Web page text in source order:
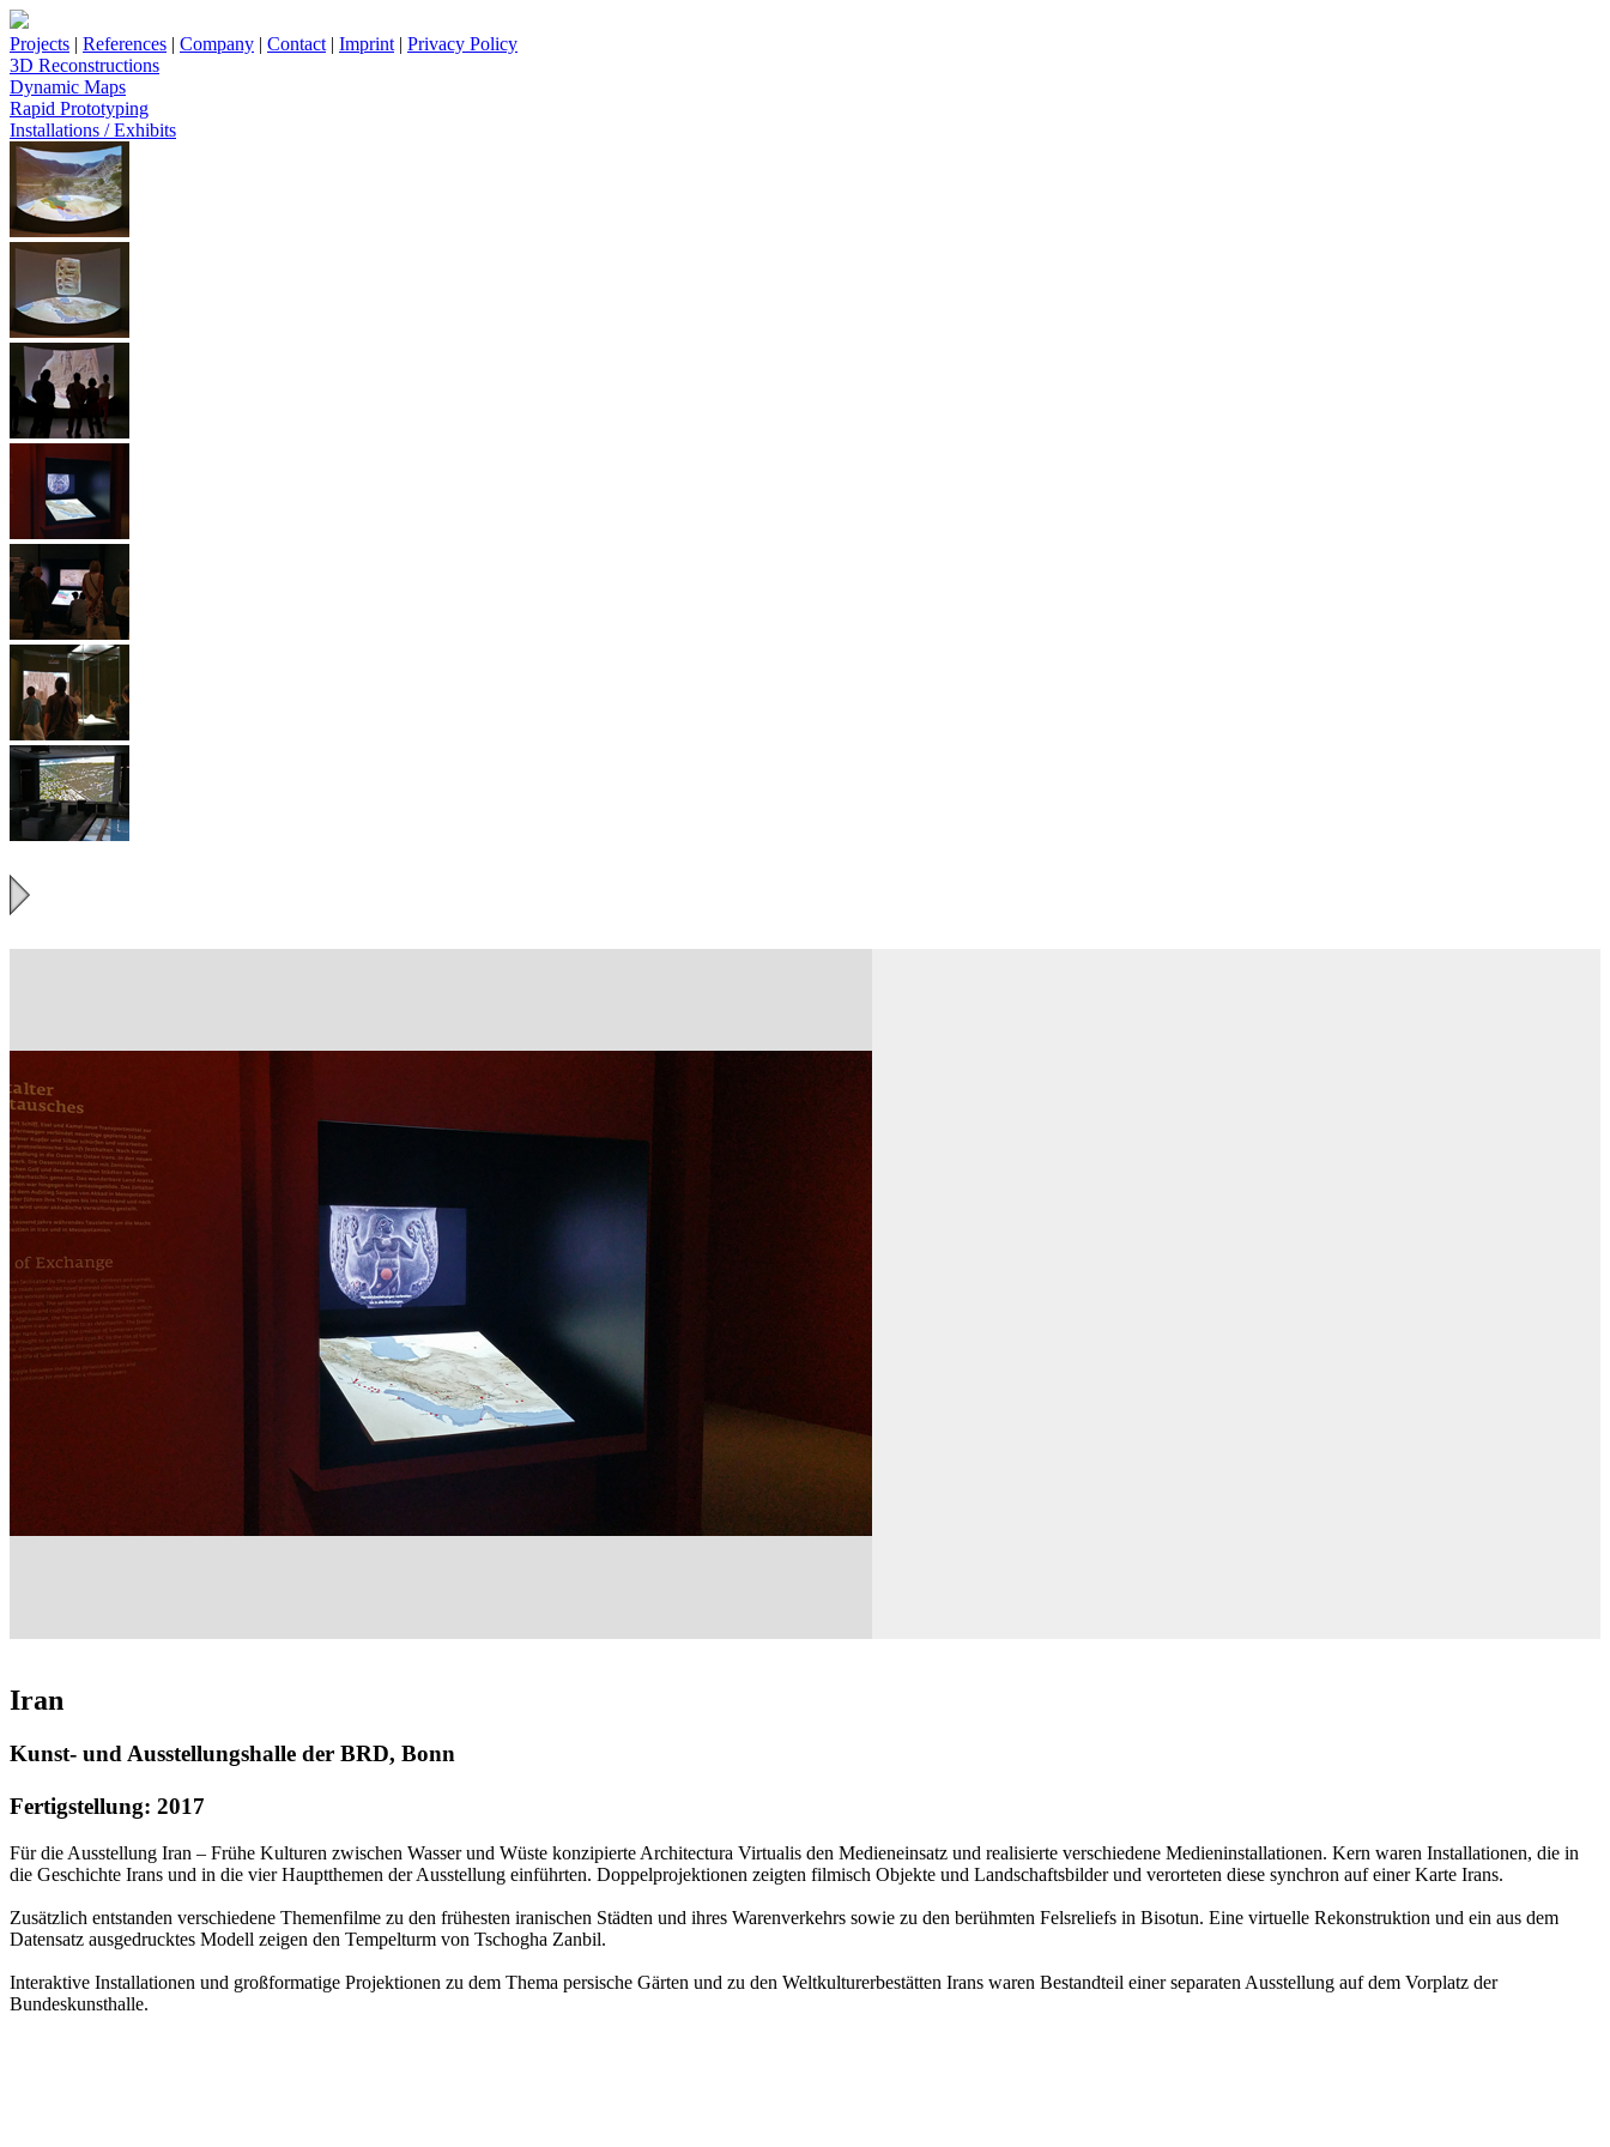
Projects | References | Company | Contact | Imprint | Privacy Policy
3D Reconstructions
Dynamic Maps
Rapid Prototyping
Installations / Exhibits
Iran
Kunst- und Ausstellungshalle der BRD, Bonn
Fertigstellung: 2017
Für die Ausstellung Iran – Frühe Kulturen zwischen Wasser und Wüste konzipierte Architectura Virtualis den Medieneinsatz und realisierte verschiedene Medieninstallationen. Kern waren Installationen, die in
die Geschichte Irans und in die vier Hauptthemen der Ausstellung einführten. Doppelprojektionen zeigten filmisch Objekte und Landschaftsbilder und verorteten diese synchron auf einer Karte Irans.
Zusätzlich entstanden verschiedene Themenfilme zu den frühesten iranischen Städten und ihres Warenverkehrs sowie zu den berühmten Felsreliefs in Bisotun. Eine virtuelle Rekonstruktion und ein aus dem
Datensatz ausgedrucktes Modell zeigen den Tempelturm von Tschogha Zanbil.
Interaktive Installationen und großformatige Projektionen zu dem Thema persische Gärten und zu den Weltkulturerbestätten Irans waren Bestandteil einer separaten Ausstellung auf dem Vorplatz der
Bundeskunsthalle.